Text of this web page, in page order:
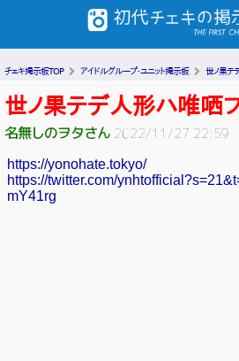
チェキ掲示板TOP アイドルグループ・ユニット掲示板 世ノ果テ
世ノ果テデ人形ハ唯哂フ
名無しのヲタさん 2022/11/27 22:59
https://yonohate.tokyo/
https://twitter.com/
mY41rg